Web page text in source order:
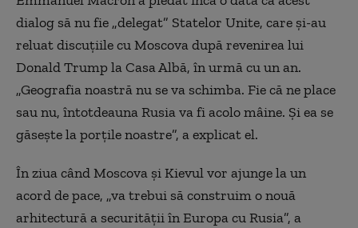
dialog să nu fie „delegat” Statelor Unite, care şi-au
reluat discuţiile cu Moscova după revenirea lui
Donald Trump la Casa Albă, în urmă cu un an.
„Geografia noastră nu se va schimba. Fie că ne place
sau nu, întotdeauna Rusia va fi acolo mâine. Şi ea se
găseşte la porţile noastre”, a explicat el.
În ziua când Moscova şi Kievul vor ajunge la un
acord de pace, „va trebui să construim o nouă
arhitectură a securităţii în Europa cu Rusia”, a